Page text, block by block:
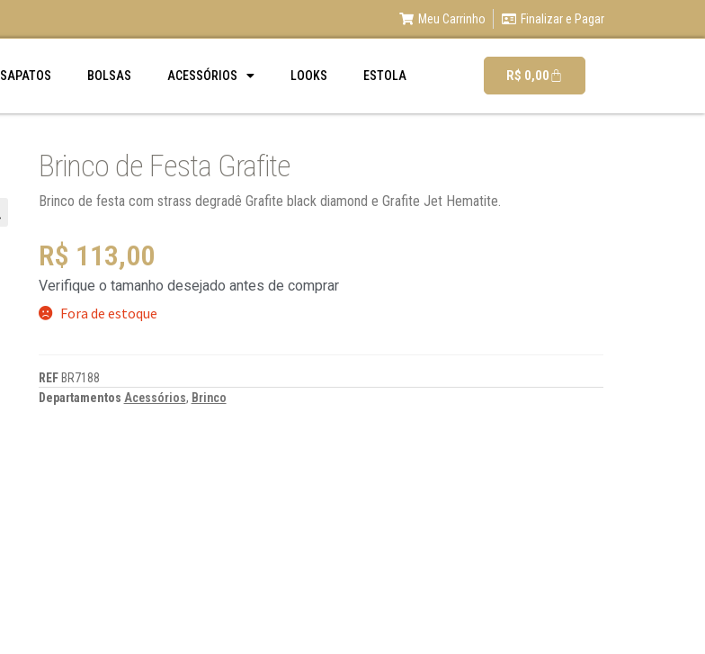
Meu Carrinho Finalizar e Pagar
SAPATOS BOLSAS ACESSÓRIOS LOOKS ESTOLA R$ 0,00
Brinco de Festa Grafite
Brinco de festa com strass degradê Grafite black diamond e Grafite Jet Hematite.
R$ 113,00
Verifique o tamanho desejado antes de comprar
Fora de estoque
REF BR7188
Departamentos Acessórios, Brinco